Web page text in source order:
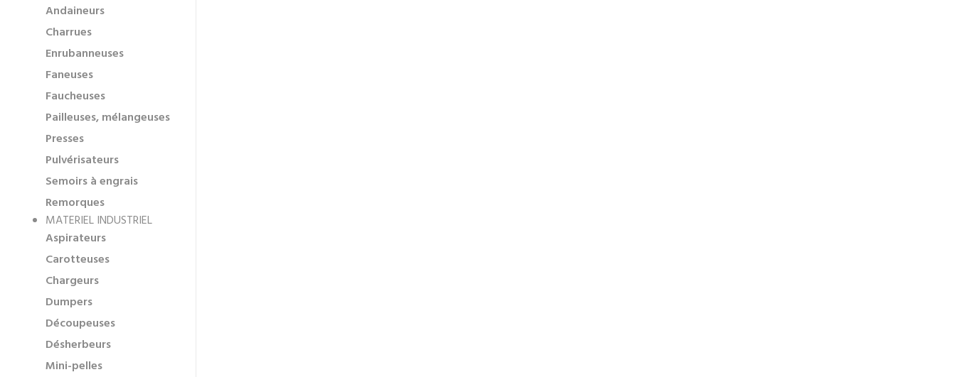
Andaineurs
Charrues
Enrubanneuses
Faneuses
Faucheuses
Pailleuses, mélangeuses
Presses
Pulvérisateurs
Semoirs à engrais
Remorques
MATERIEL INDUSTRIEL
Aspirateurs
Carotteuses
Chargeurs
Dumpers
Découpeuses
Désherbeurs
Mini-pelles